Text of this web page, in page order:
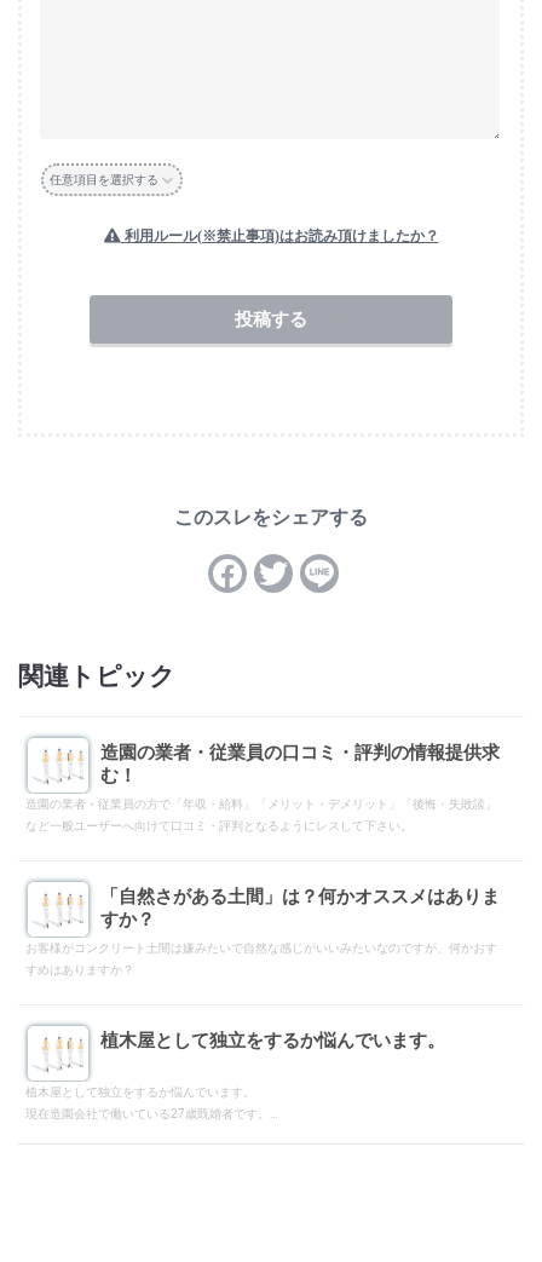
任意項目を選択する
利用ルール(※禁止事項)はお読み頂けましたか？
関連トピック
造園の業者・従業員の口コミ・評判の情報提供求
む！
造園の業者・従業員の方で「年収・給料」「メリット・デメリット」「後悔・失敗談」
など一般ユーザーへ向けて口コミ・評判となるようにレスして下さい。
「自然さがある土間」は？何かオススメはありま
すか？
お客様がコンクリート土間は嫌みたいで自然な感じがいいみたいなのですが、何かおす
すめはありますか？
植木屋として独立をするか悩んでいます。
植木屋として独立をするか悩んでいます。
現在造園会社で働いている27歳既婚者です。